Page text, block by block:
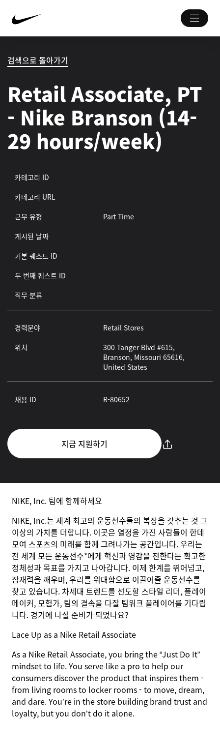
검색으로 돌아가기
Retail Associate, PT
- Nike Branson (14-
29 hours/week)
카테고리 ID
카테고리 URL
근무 유형
Part Time
게시된 날짜
기본 퀘스트 ID
두 번째 퀘스트 ID
직무 분류
경력분야
Retail Stores
위치
300 Tanger Blvd #615,
Branson, Missouri 65616,
United States
채용 ID R-80652
지금 지원하기
NIKE, Inc. 팀에 함께하세요
NIKE, Inc.는 세계 최고의 운동선수들의 복장을 갖추는 것 그
이상의 가치를 더합니다. 이곳은 열정을 가진 사람들이 한데
모여 스포츠의 미래를 함께 그려나가는 공간입니다. 우리는
전 세계 모든 운동선수*에게 혁신과 영감을 전한다는 확고한
정체성과 목표를 가지고 나아갑니다. 이제 한계를 뛰어넘고,
잠재력을 깨우며, 우리를 위대함으로 이끌어줄 운동선수를
찾고 있습니다. 차세대 트렌드를 선도할 스타일 리더, 플레이
메이커, 모험가, 팀의 결속을 다질 팀워크 플레이어를 기다립
니다. 경기에 나설 준비가 되었나요?
Lace Up as a Nike Retail Associate
As a Nike Retail Associate, you bring the “Just Do It”
mindset to life. You serve like a pro to help our
consumers discover the product that inspires them -
from living rooms to locker rooms - to move, dream,
and dare. You’re in the store building brand trust and
loyalty, but you don’t do it alone.